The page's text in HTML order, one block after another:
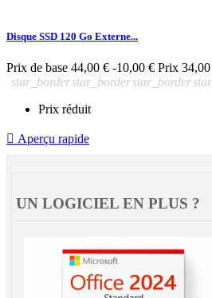
Disque SSD 120 Go Externe...
Prix de base 44,00 € -10,00 € Prix
star_borderstar_borderstar_border
Prix réduit
 Aperçu rapide
UN LOGICIEL EN PLUS ?